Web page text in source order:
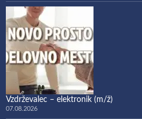
Vzdrževalec – elektronik (m/ž)
07.08.2026